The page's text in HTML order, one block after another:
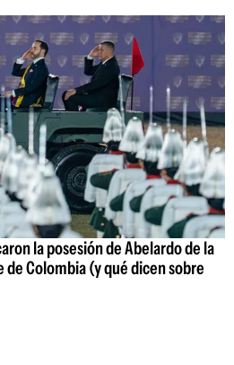
la posesión de Abelardo de la
Colombia (y qué dicen sobre